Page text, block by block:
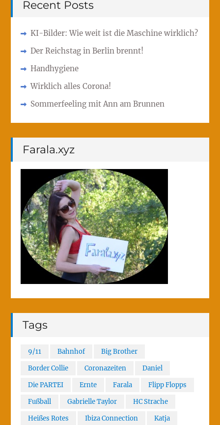
Recent Posts
KI-Bilder: Wie weit ist die Maschine wirklich?
Der Reichstag in Berlin brennt!
Handhygiene
Wirklich alles Corona!
Sommerfeeling mit Ann am Brunnen
Farala.xyz
Tags
9/11 Bahnhof
Big Brother
Border Collie
Coronazeiten
Daniel
Die PARTEI
Ernte Farala
Flipp Flopps
Fußball
Gabrielle Taylor
HC Strache
Heißes Rotes
Ibiza Connection Katja